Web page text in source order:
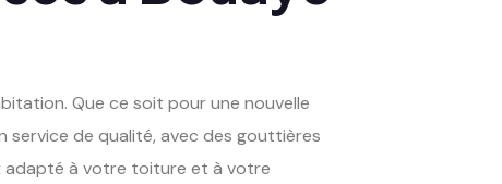
Que ce soit pour une nouvelle
service de qualité, avec des gouttières
adapté à votre toiture et à votre